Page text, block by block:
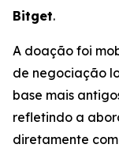
Bitget.
A doação foi
de negociação
base mais
refletindo a
diretamente